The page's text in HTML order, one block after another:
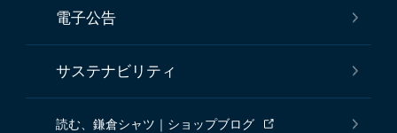
電子公告
サステナビリティ
読む、鎌倉シャツ｜ショップブログ